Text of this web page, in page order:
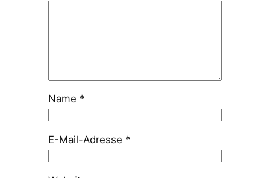
Name *
E-Mail-Adresse *